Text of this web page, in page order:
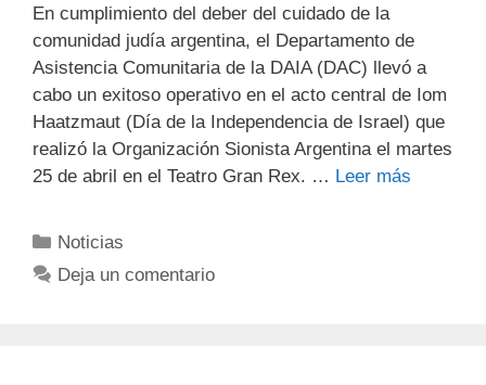
En cumplimiento del deber del cuidado de la
comunidad judía argentina, el Departamento de
Asistencia Comunitaria de la DAIA (DAC) llevó a
cabo un exitoso operativo en el acto central de Iom
Haatzmaut (Día de la Independencia de Israel) que
realizó la Organización Sionista Argentina el martes
25 de abril en el Teatro Gran Rex. … Leer más
Noticias
Deja un comentario